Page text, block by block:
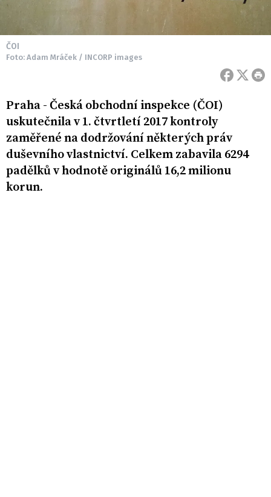
ČOI
Foto: Adam Mráček / INCORP images
Praha - Česká obchodní inspekce (ČOI)
uskutečnila v 1. čtvrtletí 2017 kontroly
zaměřené na dodržování některých práv
duševního vlastnictví. Celkem zabavila 6294
padělků v hodnotě originálů 16,2 milionu
korun.